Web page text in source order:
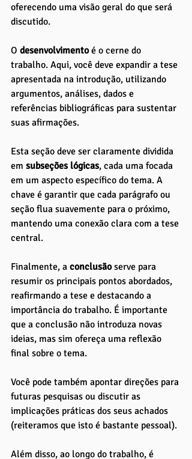
oferecendo uma visão geral do que será
discutido.
O desenvolvimento é o cerne do
trabalho. Aqui, você deve expandir a tese
apresentada na introdução, utilizando
argumentos, análises, dados e
referências bibliográficas para sustentar
suas afirmações.
Esta seção deve ser claramente dividida
em subseções lógicas, cada uma focada
em um aspecto específico do tema. A
chave é garantir que cada parágrafo ou
seção flua suavemente para o próximo,
mantendo uma conexão clara com a tese
central.
Finalmente, a conclusão serve para
resumir os principais pontos abordados,
reafirmando a tese e destacando a
importância do trabalho. É importante
que a conclusão não introduza novas
ideias, mas sim ofereça uma reflexão
final sobre o tema.
Você pode também apontar direções para
futuras pesquisas ou discutir as
implicações práticas dos seus achados
(reiteramos que isto é bastante pessoal).
Além disso, ao longo do trabalho, é